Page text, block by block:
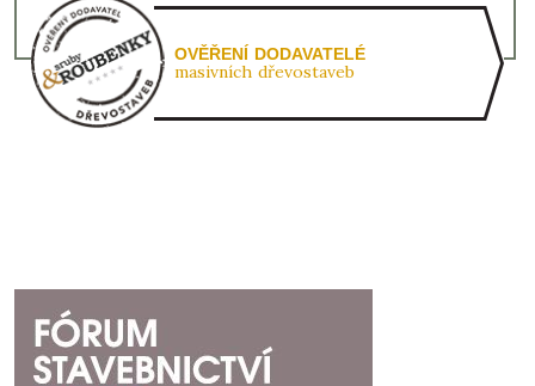
OVĚŘENÍ DODAVATELÉ
masivních dřevostaveb